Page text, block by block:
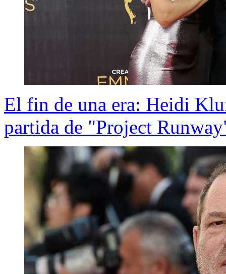
El fin de una era: Heidi
partida de "Project